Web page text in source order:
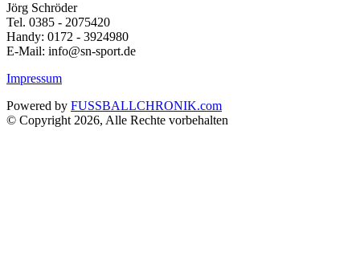
Jörg Schröder
Tel. 0385 - 2075420
Handy: 0172 - 3924980
E-Mail: info@sn-sport.de
Impressum
Powered by FUSSBALLCHRONIK.com
© Copyright 2026, Alle Rechte vorbehalten